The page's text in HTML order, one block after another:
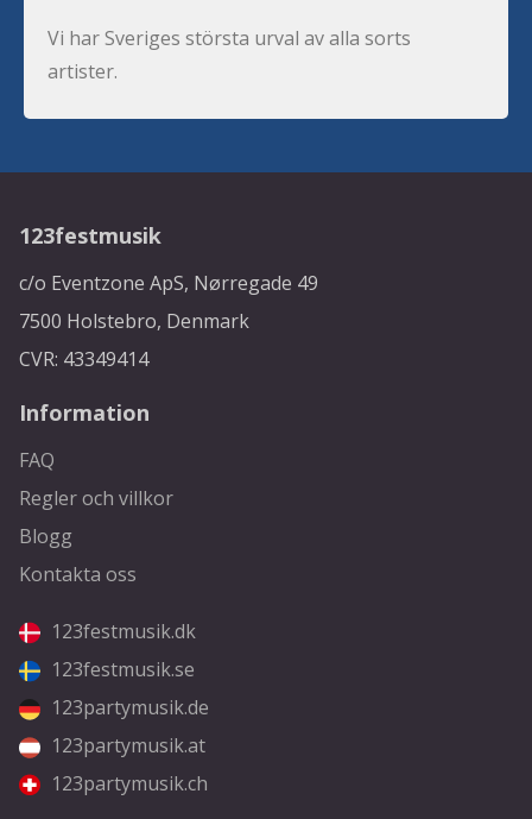
Vi har Sveriges största urval av alla sorts
artister.
123festmusik
c/o Eventzone ApS, Nørregade 49
7500 Holstebro, Denmark
CVR: 43349414
Information
FAQ
Regler och villkor
Blogg
Kontakta oss
123festmusik.dk
123festmusik.se
123partymusik.de
123partymusik.at
123partymusik.ch